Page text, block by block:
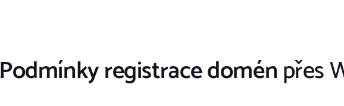
Podmínky registrace doménpřes